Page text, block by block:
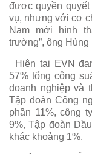
được quyền quyết
vụ, nhưng với cơ
Nam mới hình
trường”, ông Hùng
Hiện tại EVN
57% tổng công
doanh nghiệp và
Tập đoàn Công
phần 11%, công
9%, Tập đoàn
khác khoảng 1%.